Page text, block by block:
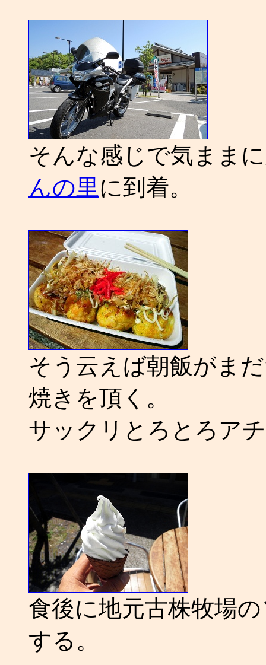
そんな感じで気まま
んの里に到着。
そう云えば朝飯がま
焼きを頂く。
サックリとろとろア
食後に地元古株牧場
する。